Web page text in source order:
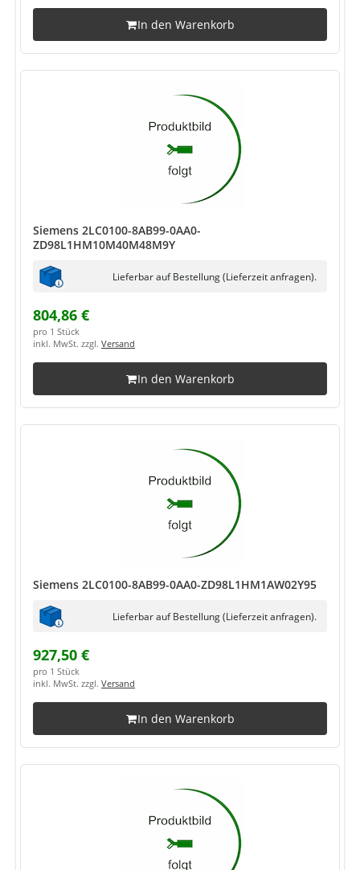
In den Warenkorb
Siemens 2LC0100-8AB99-0AA0-
ZD98L1HM10M40M48M9Y
Lieferbar auf Bestellung (Lieferzeit anfragen).
804,86 €
pro 1 Stück
inkl. MwSt. zzgl. Versand
In den Warenkorb
Siemens 2LC0100-8AB99-0AA0-ZD98L1HM1AW02Y95
Lieferbar auf Bestellung (Lieferzeit anfragen).
927,50 €
pro 1 Stück
inkl. MwSt. zzgl. Versand
In den Warenkorb